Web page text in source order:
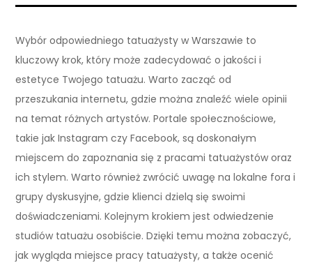
Wybór odpowiedniego tatuażysty w Warszawie to
kluczowy krok, który może zadecydować o jakości i
estetyce Twojego tatuażu. Warto zacząć od
przeszukania internetu, gdzie można znaleźć wiele opinii
na temat różnych artystów. Portale społecznościowe,
takie jak Instagram czy Facebook, są doskonałym
miejscem do zapoznania się z pracami tatuażystów oraz
ich stylem. Warto również zwrócić uwagę na lokalne fora i
grupy dyskusyjne, gdzie klienci dzielą się swoimi
doświadczeniami. Kolejnym krokiem jest odwiedzenie
studiów tatuażu osobiście. Dzięki temu można zobaczyć,
jak wygląda miejsce pracy tatuażysty, a także ocenić